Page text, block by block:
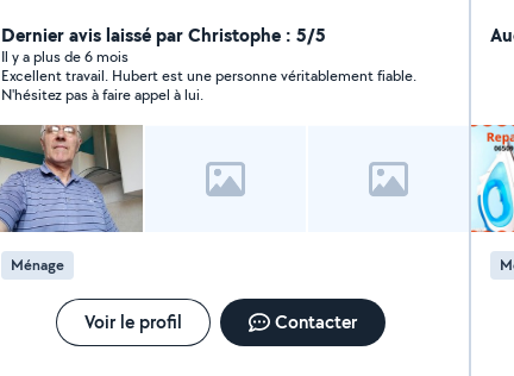
matériel nécessaire a tout ces travaux. J'ai aussi un
palan à levier avec chaîne de 6 m, pour arracher une
souche, tirer un arbre, lever une poutre,ect... Tarriere
thermique pour planter des arbres, ou piquets. Lève
plaque. Deux tronçonneuses. Taille haie thermique, et
un sur batterie télescopique. Machines de menuiserie.
A votre service.
Dernier avis laissé par Christophe : 5/5
Il y a plus de 6 mois
Excellent travail. Hubert est une personne véritablement fiable.
N'hésitez pas à faire appel à lui.
Ménage
Voir le profil Contacter